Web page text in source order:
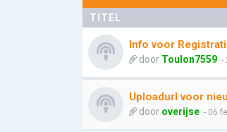
TITEL
Info voor
door Toulon7559 -
Uploadurl voor
door overijse - 06